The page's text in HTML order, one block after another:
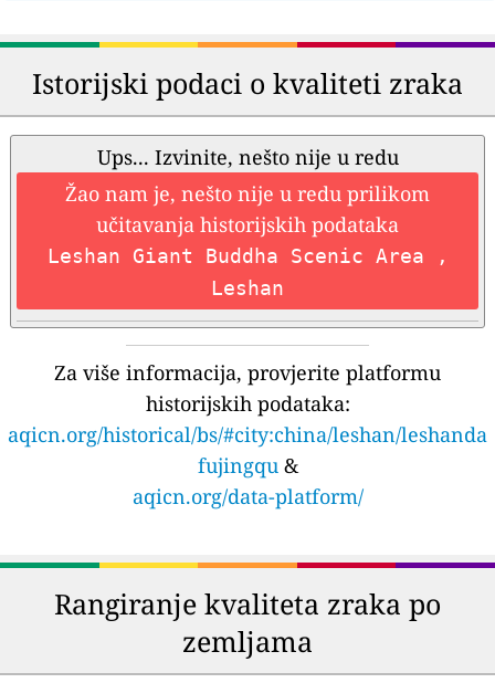
Istorijski podaci o kvaliteti zraka
Ups... Izvinite, nešto nije u redu
Žao nam je, nešto nije u redu prilikom
učitavanja historijskih podataka
Leshan Giant Buddha Scenic Area ,
Leshan
Za više informacija, provjerite platformu
historijskih podataka:
aqicn.org/historical/bs/#city:china/leshan/leshanda
fujingqu&
aqicn.org/data-platform/
Rangiranje kvaliteta zraka po
zemljama